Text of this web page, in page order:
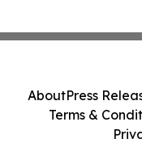
AboutPress
Terms &